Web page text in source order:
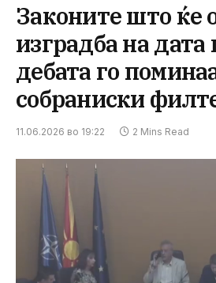
Законите што ќе
изградба на дата
дебата го
собраниски
11.06.2026 во 19:22 2 Mins Read